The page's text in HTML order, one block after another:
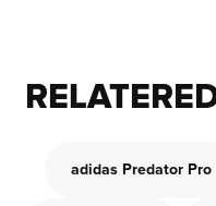
adidas Predator Pro